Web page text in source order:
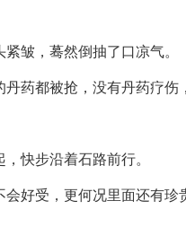
皱，蓦然倒抽了口凉气。
药都被抢，没有丹药疗
快步沿着石路前行。
好受，更何况里面还有珍